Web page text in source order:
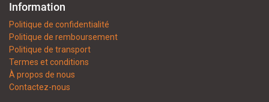
Information
Politique de confidentialité
Politique de remboursement
Politique de transport
Termes et conditions
À propos de nous
Contactez-nous